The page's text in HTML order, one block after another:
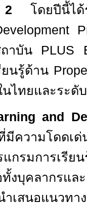
2
โดยปีนี้ไ
าบัน PLUS
ยนรู้ด้าน
ไทยและระดั
and
มีความโดดเ
กรมการเรีย
อทั้งบุคลากร
ำเสนอแนวท